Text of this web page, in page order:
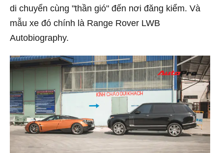
di chuyển cùng "thần gió" đến nơi đăng kiểm. Và
mẫu xe đó chính là Range Rover LWB
Autobiography.